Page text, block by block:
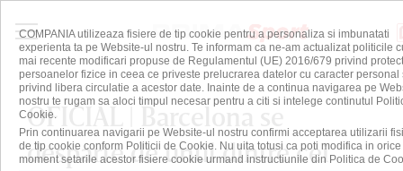
OFICIAL | Barcelona se
desparte de unul dintre cei
COMPANIA utilizeaza fisiere de tip cookie pentru a personaliza si imbunatati
experienta ta pe Website-ul nostru. Te informam ca ne-am actualizat politicile
mai recente modificari propuse de Regulamentul (UE) 2016/679 privind
persoanelor fizice in ceea ce priveste prelucrarea datelor cu caracter personal
privind libera circulatie a acestor date. Inainte de a continua navigarea pe
nostru te rugam sa aloci timpul necesar pentru a citi si intelege continutul
Cookie.
Prin continuarea navigarii pe Website-ul nostru confirmi acceptarea utilizarii
de tip cookie conform Politicii de Cookie. Nu uita totusi ca poti modifica in orice
moment setarile acestor fisiere cookie urmand instructiunile din Politica de